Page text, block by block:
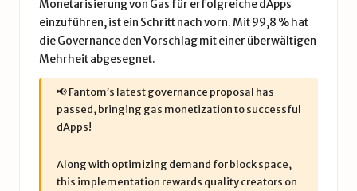
Monetarisierung von Gas für erfolgreiche dApps
einzuführen, ist ein Schritt nach vorn. Mit 99,8 % hat
die Governance den Vorschlag mit einer überwältigen
Mehrheit abgesegnet.
📢 Fantom’s latest governance proposal has
passed, bringing gas monetization to successful
dApps!
Along with optimizing demand for block space,
this implementation rewards quality creators on